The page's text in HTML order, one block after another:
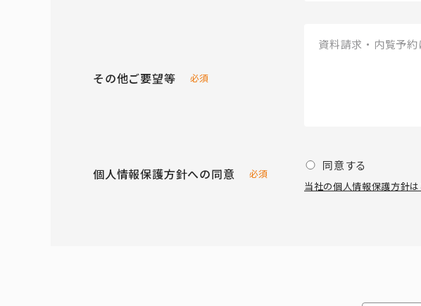
その他ご要望等 必須
個人情報保護方針への同意 必須
同意する
当社の個人情報保護方針